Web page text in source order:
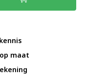
maat